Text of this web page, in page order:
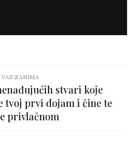
ZANIMA
stvari koje
tvoj prvi dojam i čine te
privlačnom